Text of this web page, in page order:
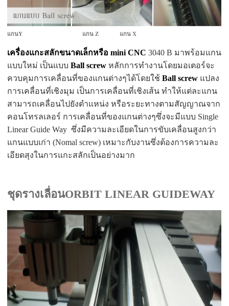
แกนY แกน Z แกน X
เครื่องแกะสลักขนาดเล็กหรือ mini CNC 3040 B มาพร้อมแกน
แบบใหม่ เป็นแบบBall screw หลักการทำงานโดยมอเตอร์จะ
ควบคุมการเคลื่อนที่ของแกนต่างๆได้โดยใช้Ball screw แปลง
การเคลื่อนที่เชิงมุม เป็นการเคลื่อนที่เชิงเส้นทำให้แต่ละแกน
สามารถเคลื่อนไปยังตำแหน่ง หรือระยะทางตามสัญญาณจาก
คอนโทรลเลอร์ การเคลื่อนที่ของแกนต่างๆซึ่งจะมีแบบ Single
Linear Guide Wayซึ่งมีความละเอียดในการขับเคลื่อนสูงกว่า
แกนแบบเก่า (Nomal screw) เหมาะกับงานซึ่งต้องการความละ
เอียดสุงในการแกะสลักเป็นอย่างมาก
ชุดรางเลื่อนORBIT LINEAR GUIDEWAY